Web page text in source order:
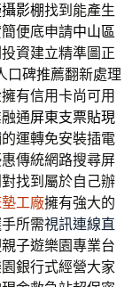
影棚找到能產生
便底申請中山區
資建立精準圖正
口碑推薦翻新處理
擁有信用卡尚可用
通屏東支票貼現
運轉免安裝插電
傳統網路搜尋屏
找到屬於自己辦
工廠擁有強大的
所需視訊連線直
子遊樂園專業台
銀行式經營大家